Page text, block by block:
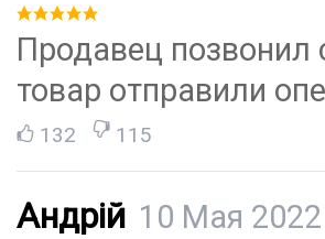
Продавец позвонил
товар отправили
132 115
Андрій 10 Мая